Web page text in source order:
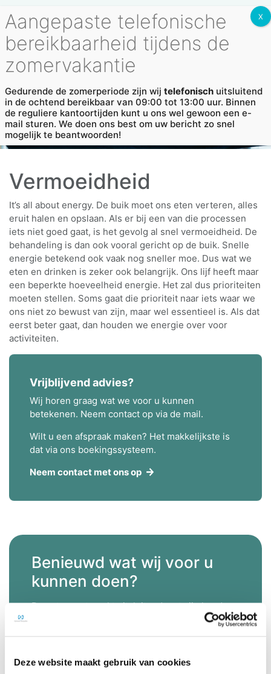
Deze website maakt gebruik van cookies
MENU
Vermoeidheid
It’s all about energy. De buik moet ons eten verteren, alles
eruit halen en opslaan. Als er bij een van die processen
iets niet goed gaat, is het gevolg al snel vermoeidheid. De
behandeling is dan ook vooral gericht op de buik. Snelle
energie betekend ook vaak nog sneller moe. Dus wat we
eten en drinken is zeker ook belangrijk. Ons lijf heeft maar
een beperkte hoeveelheid energie. Het zal dus prioriteiten
moeten stellen. Soms gaat die prioriteit naar iets waar we
ons niet zo bewust van zijn, maar wel essentieel is. Als dat
eerst beter gaat, dan houden we energie over voor
activiteiten.
Vrijblijvend advies?
Wij horen graag wat we voor u kunnen
betekenen. Neem contact op via de mail.
Wilt u een afspraak maken? Het makkelijkste is
dat via ons boekingssysteem.
Neem contact met ons op
Benieuwd wat wij voor u
kunnen doen?
De osteopaat werkt uitsluitend met zijn handen.
De meeste corrigerende handgrepen worden
verschillende delen van het lichaam, dus niet
Gedurende de zomerperiode zijn wij telefonisch uitsluitend
in de ochtend bereikbaar van 09:00 tot 13:00 uur. Binnen
de reguliere kantoortijden kunt u ons wel gewoon een e-
mail sturen. We doen ons best om uw bericht zo snel
mogelijk te beantwoorden!